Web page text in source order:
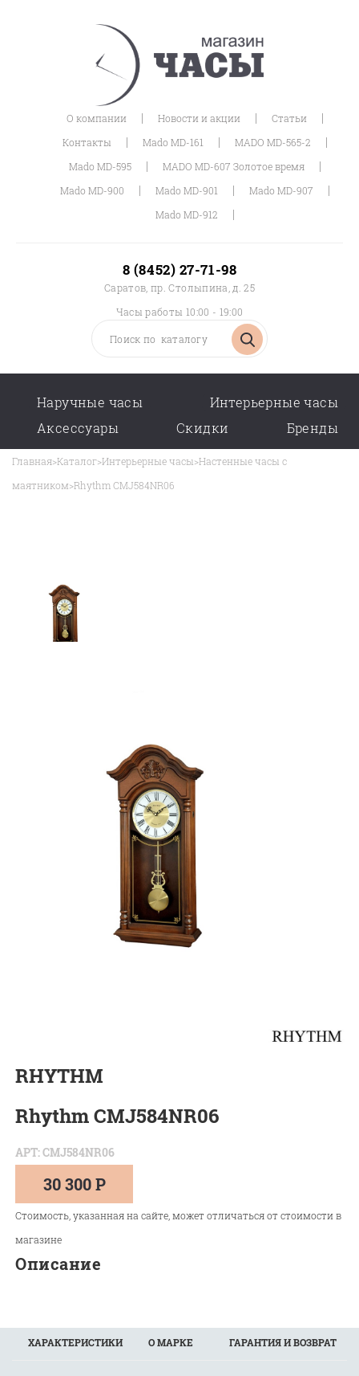
О компании | Новости и акции | Статьи |
Контакты | Mado MD-161 | MADO MD-565-2 |
Mado MD-595 | MADO MD-607 Золотое время |
Mado MD-900 | Mado MD-901 | Mado MD-907 |
Mado MD-912 |
8 (8452) 27-71-98
Саратов, пр. Столыпина, д. 25
Часы работы 10:00 - 19:00
Наручные часы
Интерьерные часы
Аксессуары
Скидки Бренды
Главная>Каталог>Интерьерные часы>Настенные часы с
маятником>Rhythm CMJ584NR06
RHYTHM
Rhythm CMJ584NR06
АРТ: CMJ584NR06
30 300 Р
Стоимость, указанная на сайте, может отличаться от стоимости в
магазине
Описание
ХАРАКТЕРИСТИКИ О МАРКЕ ГАРАНТИЯ И ВОЗВРАТ